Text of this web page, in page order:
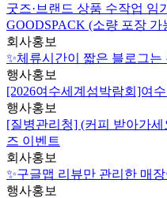
굿즈·브랜드 상품 수작업 임
GOODSPACK (소량 포장 가
회사홍보
✨체류시간이 짧은 블로그는
행사홍보
[2026여수세계섬박람회]여
행사홍보
[질병관리청] (커피 받아가
즈 이벤트
회사홍보
✨구글맵 리뷰만 관리한 매
행사홍보